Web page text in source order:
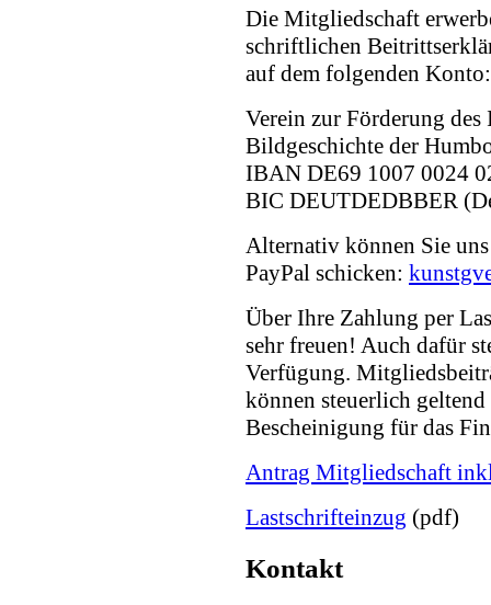
Die Mitgliedschaft
schriftlichen
auf dem folgenden Konto:
Verein zur Förderung
Bildgeschichte der
IBAN DE69 1007 0024
BIC DEUTDEDBBER
Alternativ können Sie
PayPal schicken:
Über Ihre Zahlung per
sehr freuen! Auch dafür
Verfügung.
können steuerlich
Bescheinigung für das
Antrag Mitgliedschaft
Lastschrifteinzug (pdf)
Kontakt